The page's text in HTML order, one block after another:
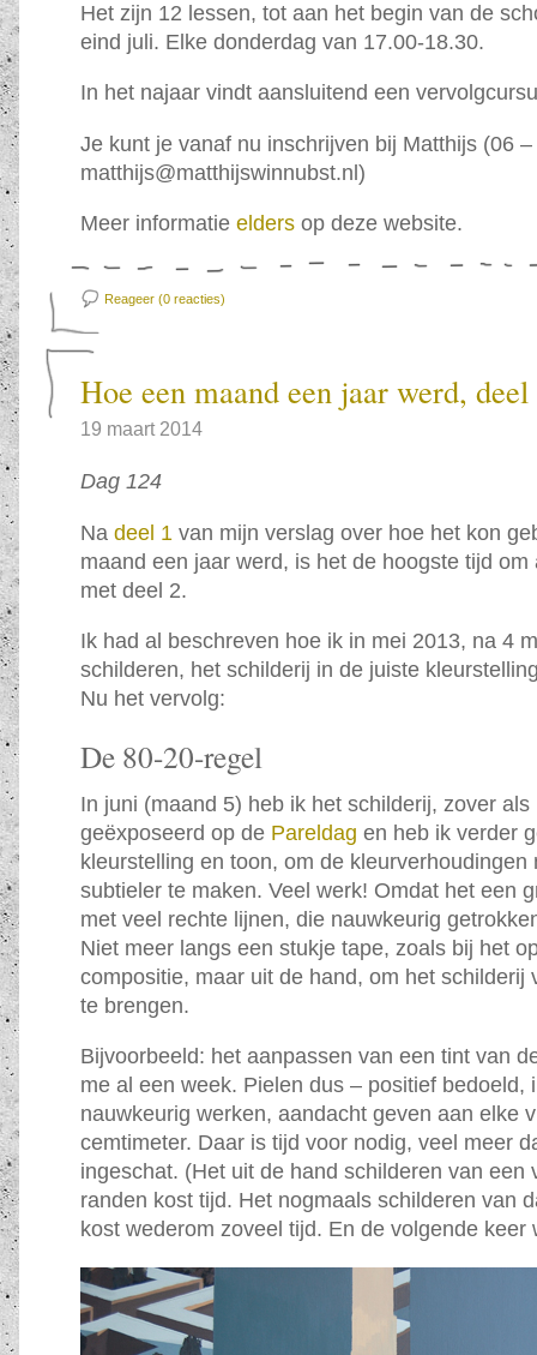
Het zijn 12 lessen, tot aan het begin van de
eind juli. Elke donderdag van 17.00-18.30.
In het najaar vindt aansluitend een
Je kunt je vanaf nu inschrijven bij Matthijs (06
matthijs@matthijswinnubst.nl)
Meer informatie elders op deze website.
Reageer (0 reacties)
Hoe een maand een jaar werd, deel
19 maart 2014
Dag 124
Na deel 1 van mijn verslag over hoe het kon
maand een jaar werd, is het de hoogste tijd om
met deel 2.
Ik had al beschreven hoe ik in mei 2013, na 4
schilderen, het schilderij in de juiste
Nu het vervolg:
De 80-20-regel
In juni (maand 5) heb ik het schilderij, zover
geëxposeerd op de Pareldag en heb ik verder
kleurstelling en toon, om de kleurverhoudingen
subtieler te maken. Veel werk! Omdat het een
met veel rechte lijnen, die nauwkeurig
Niet meer langs een stukje tape, zoals bij het
compositie, maar uit de hand, om het schilderij
te brengen.
Bijvoorbeeld: het aanpassen van een tint van
me al een week. Pielen dus – positief bedoeld,
nauwkeurig werken, aandacht geven aan elke
cemtimeter. Daar is tijd voor nodig, veel meer
ingeschat. (Het uit de hand schilderen van een
randen kost tijd. Het nogmaals schilderen van
kost wederom zoveel tijd. En de volgende keer